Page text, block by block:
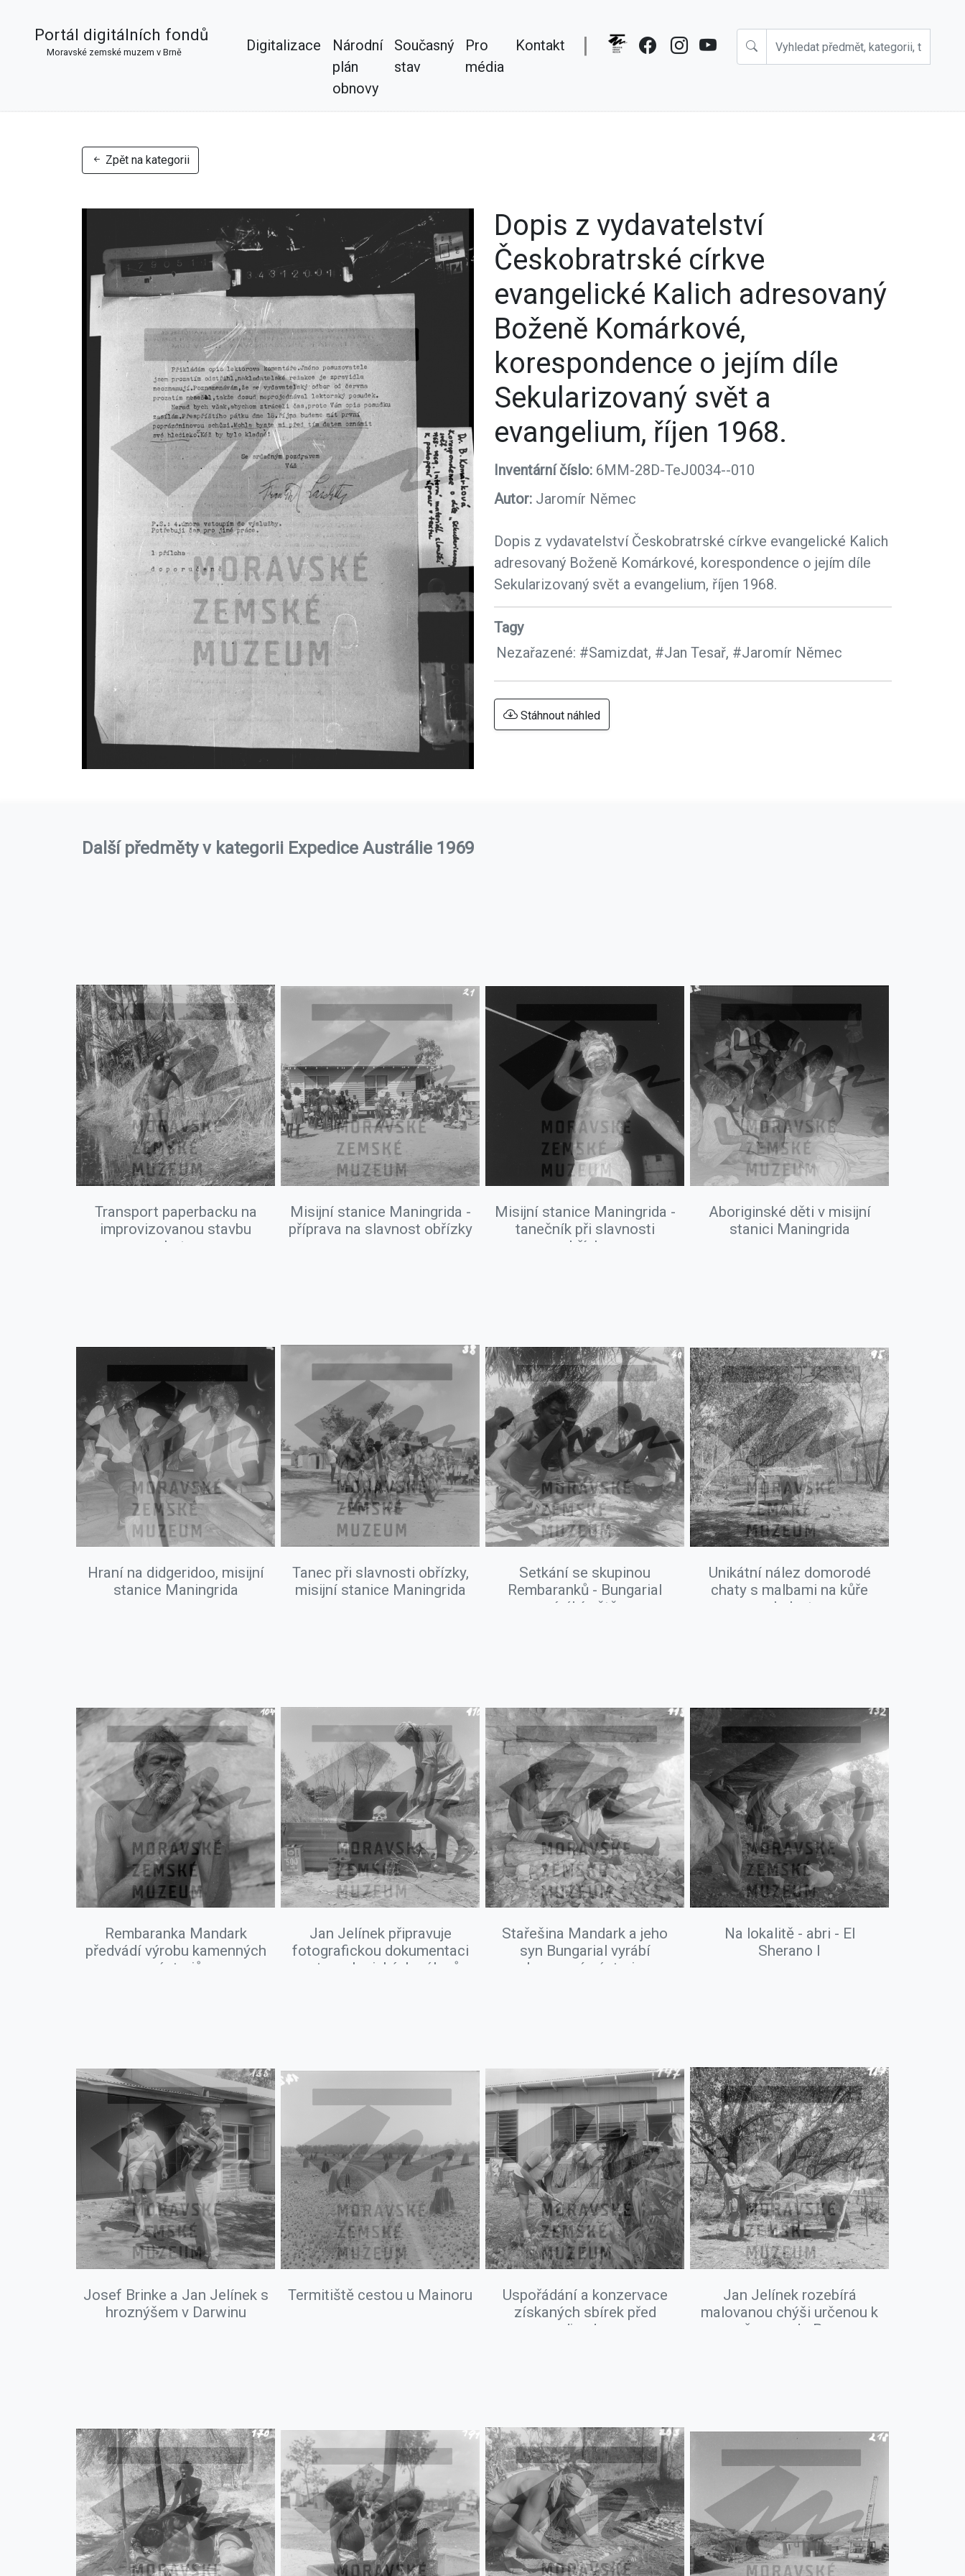
Portál digitálních fondů
Moravské zemské muzem v Brně Digitalizace
Národní
plán
obnovy
Současný
stav
Pro
média
Kontakt |
Zpět na kategorii
Dopis z vydavatelství
Českobratrské církve
evangelické Kalich adresovaný
Boženě Komárkové,
korespondence o jejím díle
Sekularizovaný svět a
evangelium, říjen 1968.
Inventární číslo: 6MM-28D-TeJ0034--010
Autor: Jaromír Němec
Dopis z vydavatelství Českobratrské církve evangelické Kalich
adresovaný Boženě Komárkové, korespondence o jejím díle
Sekularizovaný svět a evangelium, říjen 1968.
Tagy
Nezařazené: #Samizdat, #Jan Tesař, #Jaromír Němec
Stáhnout náhled
Další předměty v kategorii Expedice Austrálie 1969
Transport paperbacku na
improvizovanou stavbu
chaty.
Misijní stanice Maningrida -
příprava na slavnost obřízky
Misijní stanice Maningrida -
tanečník při slavnosti
obřízky
Aboriginské děti v misijní
stanici Maningrida
Hraní na didgeridoo, misijní
stanice Maningrida
Tanec při slavnosti obřízky,
misijní stanice Maningrida
Setkání se skupinou
Rembaranků - Bungarial
výrábí oštěp
Unikátní nález domorodé
chaty s malbami na kůře
eukalyptu
Rembaranka Mandark
předvádí výrobu kamenných
nástrojů
Jan Jelínek připravuje
fotografickou dokumentaci
antropologických nálezů
Stařešina Mandark a jeho
syn Bungarial vyrábí
kamenné nástroje
Na lokalitě - abri - El
Sherano I
Josef Brinke a Jan Jelínek s
hroznýšem v Darwinu
Termitiště cestou u Mainoru
Uspořádání a konzervace
získaných sbírek před
odjezdem
Jan Jelínek rozebírá
malovanou chýši určenou k
převozu do Brna